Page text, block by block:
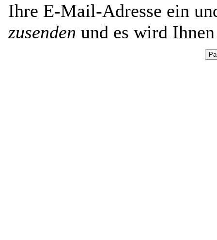
Ihre E-Mail-Adresse ein
zusenden und es wird